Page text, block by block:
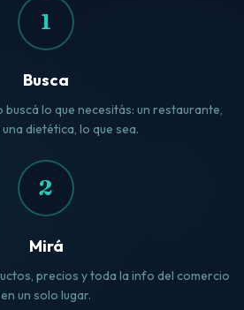
1
Busca
lo que necesitás: un restaurante,
dietética, lo que sea.
2
Mirá
precios y toda la info del comercio
en un solo lugar.